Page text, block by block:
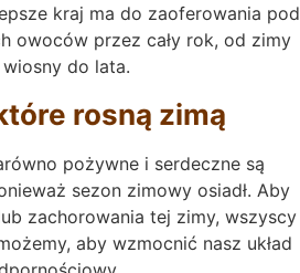
kraj ma do zaoferowania pod
owoców przez cały rok, od zimy
do lata.
rosną zimą
pożywne i serdeczne są
sezon zimowy osiadł. Aby
zachorowania tej zimy, wszyscy
aby wzmocnić nasz układ